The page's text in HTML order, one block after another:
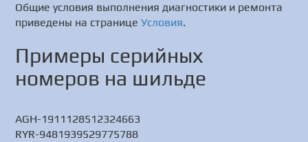
Общие условия выполнения диагностики и ремонта
приведены на страницеУсловия.
Примеры серийных
номеров на шильде
AGH-1911128512324663
RYR-9481939529775788